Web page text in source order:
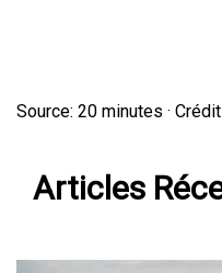
Source: 20 minutes ·
Articles